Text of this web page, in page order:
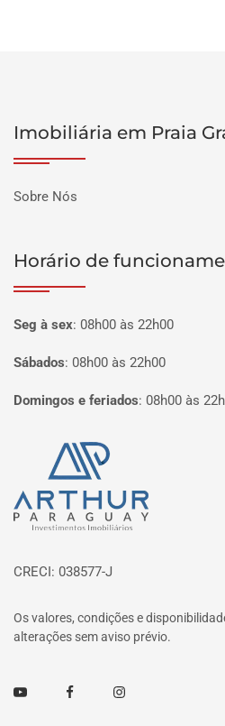
Imobiliária em Praia
Sobre Nós
Horário de
Seg à sex: 08h00 às 22h00
Sábados: 08h00 às 22h00
Domingos e feriados: 08h00 às
Página inicial
CRECI: 038577-J
Os valores, condições e
alterações sem aviso prévio.
Youtube FacebookInstagram